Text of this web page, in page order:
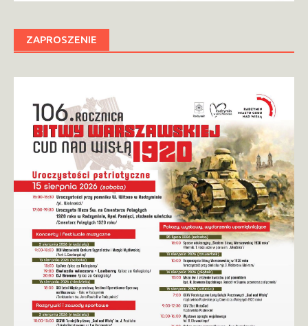
ZAPROSZENIE